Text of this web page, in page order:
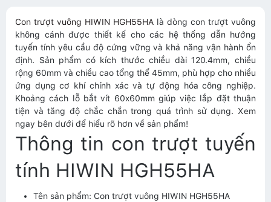
Con trượt vuông HIWIN HGH55HA là dòng con trượt vuông
không cánh được thiết kế cho các hệ thống dẫn hướng
tuyến tính yêu cầu độ cứng vững và khả năng vận hành ổn
định. Sản phẩm có kích thước chiều dài 120.4mm, chiều
rộng 60mm và chiều cao tổng thể 45mm, phù hợp cho nhiều
ứng dụng cơ khí chính xác và tự động hóa công nghiệp.
Khoảng cách lỗ bắt vít 60x60mm giúp việc lắp đặt thuận
tiện và tăng độ chắc chắn trong quá trình sử dụng. Xem
ngay bên dưới để hiểu rõ hơn về sản phẩm!
Thông tin con trượt tuyến
tính HIWIN HGH55HA
Tên sản phẩm: Con trượt vuông HIWIN HGH55HA